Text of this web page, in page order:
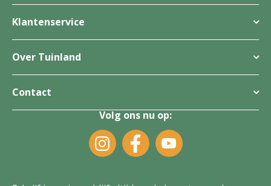
Klantenservice
Over Tuinland
Contact
Volg ons nu op: